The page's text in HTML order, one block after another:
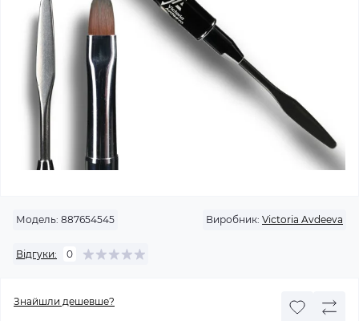
Модель: 887654545 Виробник: Victoria Avdeeva
Відгуки: 0
Знайшли дешевше?